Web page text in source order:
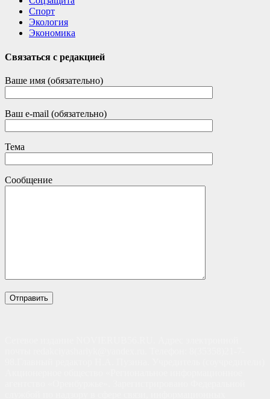
Спорт
Экология
Экономика
Связаться с редакцией
Ваше имя (обязательно)
Ваш e-mail (обязательно)
Тема
Сообщение